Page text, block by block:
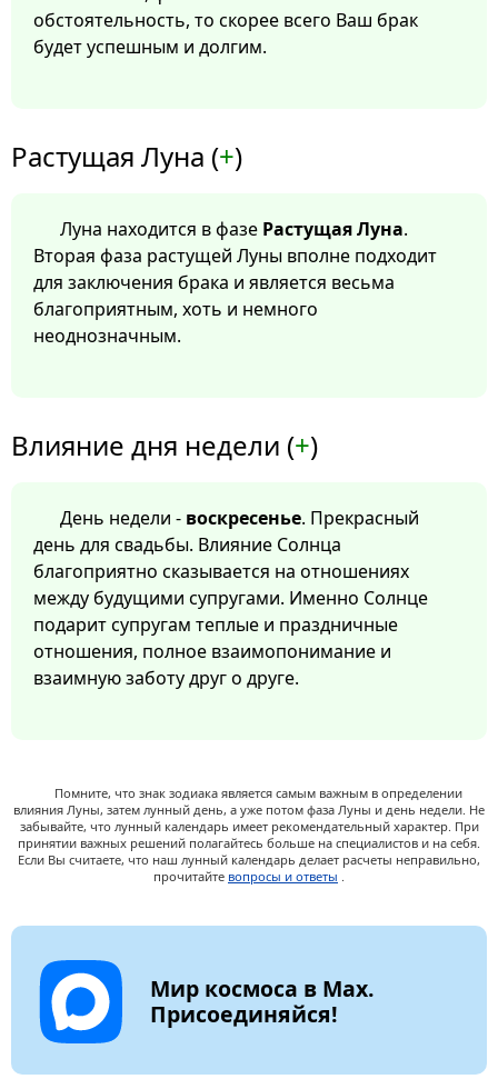
обстоятельность, то скорее всего Ваш брак
будет успешным и долгим.
Растущая Луна (+)
Луна находится в фазе Растущая Луна.
Вторая фаза растущей Луны вполне подходит
для заключения брака и является весьма
благоприятным, хоть и немного
неоднозначным.
Влияние дня недели (+)
День недели - воскресенье. Прекрасный
день для свадьбы. Влияние Солнца
благоприятно сказывается на отношениях
между будущими супругами. Именно Солнце
подарит супругам теплые и праздничные
отношения, полное взаимопонимание и
взаимную заботу друг о друге.
Помните, что знак зодиака является самым важным в определении
влияния Луны, затем лунный день, а уже потом фаза Луны и день недели. Не
забывайте, что лунный календарь имеет рекомендательный характер. При
принятии важных решений полагайтесь больше на специалистов и на себя.
Если Вы считаете, что наш лунный календарь делает расчеты неправильно,
прочитайте вопросы и ответы .
Мир космоса в Max.
Присоединяйся!